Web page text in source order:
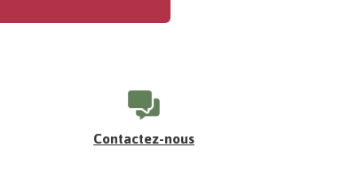
Contactez-nous